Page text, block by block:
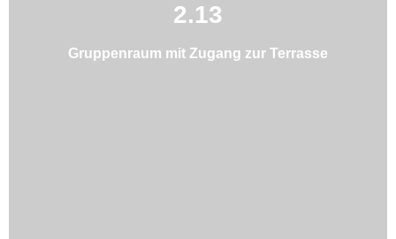
2.13
Gruppenraum mit Zugang zur Terrasse